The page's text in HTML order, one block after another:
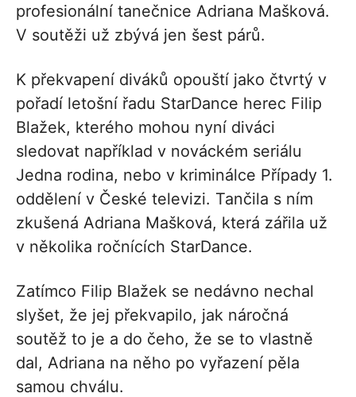
profesionální tanečnice Adriana Mašková.
V soutěži už zbývá jen šest párů.
K překvapení diváků opouští jako čtvrtý v
pořadí letošní řadu StarDance herec Filip
Blažek, kterého mohou nyní diváci
sledovat například v nováckém seriálu
Jedna rodina, nebo v kriminálce Případy 1.
oddělení v České televizi. Tančila s ním
zkušená Adriana Mašková, která zářila už
v několika ročnících StarDance.
Zatímco Filip Blažek se nedávno nechal
slyšet, že jej překvapilo, jak náročná
soutěž to je a do čeho, že se to vlastně
dal, Adriana na něho po vyřazení pěla
samou chválu.